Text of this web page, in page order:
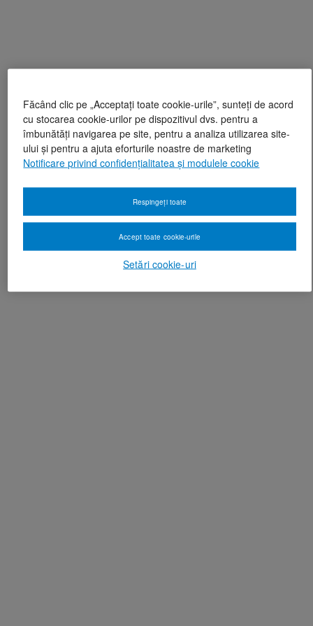
Făcând clic pe „Acceptați toate cookie-urile”, sunteți de acord
cu stocarea cookie-urilor pe dispozitivul dvs. pentru a
îmbunătăți navigarea pe site, pentru a analiza utilizarea site-
ului și pentru a ajuta eforturile noastre de marketing
Notificare privind confidențialitatea și modulele cookie
Setări cookie-uri
Respingeți toate
Accept toate cookie-urile